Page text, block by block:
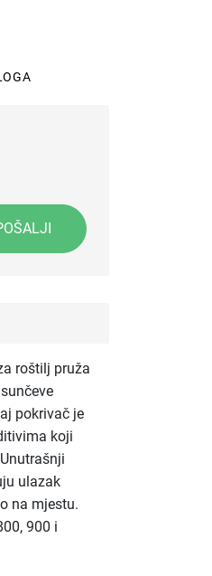
roštilj pruža
pokrivač je
koji
ulazak
na mjestu.
900 i